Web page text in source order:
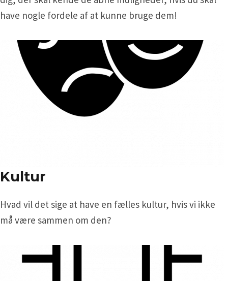
have nogle fordele af at kunne bruge dem!
Kultur
Hvad vil det sige at have en fælles kultur, hvis vi ikke
må være sammen om den?